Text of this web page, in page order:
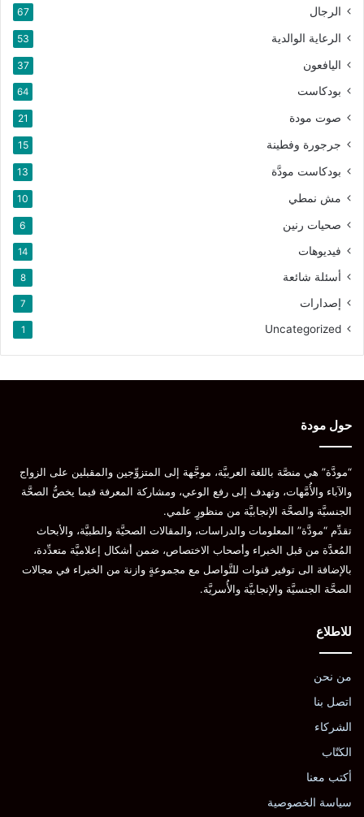
الرجال 67
الرعاية الوالدية 53
اليافعون 37
بودكاست 64
صوت مودة 21
جرجورة وفطينة 15
بودكاست مودَّة 13
مش نمطي 10
صحيات رنين 6
فيديوهات 14
أسئلة شائعة 8
إصدارات 7
Uncategorized
1
حول مودة
“مودَّة” هي منصَّة باللغة العربيَّة، موجَّهة إلى المتزوِّجين والمقبلين على الزواج
والآباء والأُمَّهات، وتهدف إلى رفع الوعي، ومشاركة المعرفة فيما يخصُّ الصحَّة
الجنسيَّة والصحَّة الإنجابيَّة من منظورٍ علمي.
تقدِّم “مودَّة” المعلومات والدراسات، والمقالات الصحيَّة والطبيَّة، والأبحاث
المُعدَّة من قبل الخبراء وأصحاب الاختصاص، ضمن أشكال إعلاميَّة متعدِّدة،
بالإضافة الى توفير قنوات للتَّواصل مع مجموعةٍ وازنة من الخبراء في مجالات
الصحَّة الجنسيَّة والإنجابيَّة والأُسريَّة.
للاطلاع
من نحن
اتصل بنا
الشركاء
الكتّاب
أكتب معنا
سياسة الخصوصية